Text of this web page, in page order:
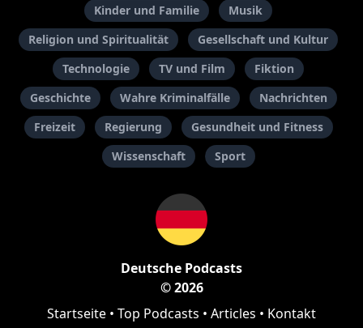
Kinder und Familie
Musik
Religion und Spiritualität
Gesellschaft und Kultur
Technologie
TV und Film
Fiktion
Geschichte
Wahre Kriminalfälle
Nachrichten
Freizeit
Regierung
Gesundheit und Fitness
Wissenschaft
Sport
Deutsche Podcasts
© 2026
Startseite • Top Podcasts • Articles • Kontakt